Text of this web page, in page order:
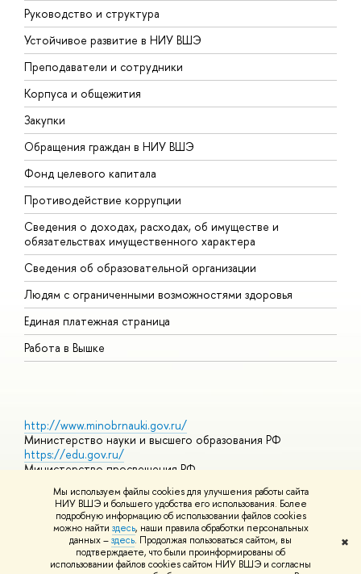
Мы используем файлы cookies для улучшения работы сайта
НИУ ВШЭ и большего удобства его использования. Более
подробную информацию об использовании файлов cookies
можно найти здесь, наши правила обработки персональных
данных –здесь. Продолжая пользоваться сайтом, вы
подтверждаете, что были проинформированы об
использовании файлов cookies сайтом НИУ ВШЭ и согласны
✖
Руководство и структура
Устойчивое развитие в НИУ ВШЭ
Преподаватели и сотрудники
Корпуса и общежития
Закупки
Обращения граждан в НИУ ВШЭ
Фонд целевого капитала
Противодействие коррупции
Сведения о доходах, расходах, об имуществе и
обязательствах имущественного характера
Сведения об образовательной организации
Людям с ограниченными возможностями здоровья
Единая платежная страница
Работа в Вышке
http://www.minobrnauki.gov.ru/
Министерство науки и высшего образования РФ
https://edu.gov.ru/
Министерство просвещения РФ
https://elearning.hse.ru/mooc
Массовые открытые онлайн-курсы
© НИУ ВШЭ 1993–2026 Адреса и контактыУсловия
использования материалов Политика конфиденциальности